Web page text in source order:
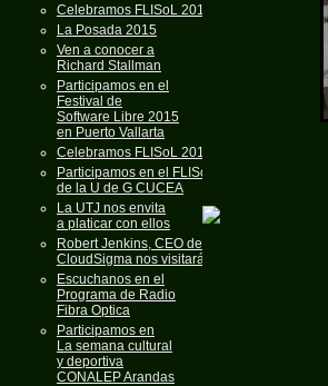
Celebramos FLISoL 2016
La Posada 2015
Ven a conocer a
Richard Stallman
Participamos en el
Festival de
Software Libre 2015
en Puerto Vallarta
Celebramos FLISoL 2015
Participamos en el FLISoL
de la U de G CUCEA
La UTJ nos envita
a platicar con ellos
Robert Jenkins, CEO de
CloudSigma nos visitará
Escuchanos en el
Programa de Radio
Fibra Optica
Participamos en
La semana cultural
y deportiva
CONALEP Arandas